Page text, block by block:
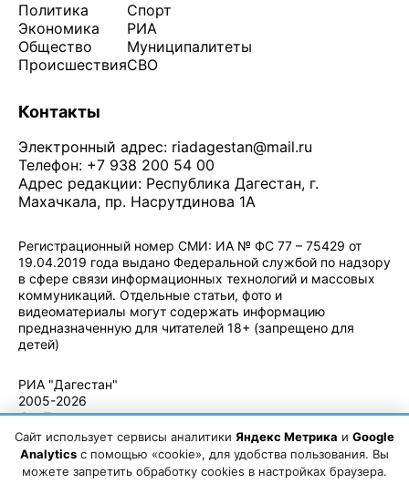
Политика
Экономика
Общество
Происшествия
Спорт
РИА
Муниципалитеты
СВО
Контакты
Электронный адрес: riadagestan@mail.ru
Телефон: +7 938 200 54 00
Адрес редакции: Республика Дагестан, г.
Махачкала, пр. Насрутдинова 1А
Регистрационный номер СМИ: ИА № ФС 77 – 75429 от
19.04.2019 года выдано Федеральной службой по надзору
в сфере связи информационных технологий и массовых
коммуникаций. Отдельные статьи, фото и
видеоматериалы могут содержать информацию
предназначенную для читателей 18+ (запрещено для
детей)
РИА "Дагестан"
2005-2026
© - Правила
использования
материалов.
Авторские
Сайт использует сервисы аналитики Яндекс Метрика и Google
Analytics с помощью «cookie», для удобства пользования. Вы
можете запретить обработку cookies в настройках браузера.